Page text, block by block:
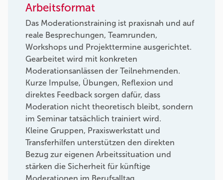
Arbeitsformat
Das Moderationstraining ist praxisnah und auf
reale Besprechungen, Teamrunden,
Workshops und Projekttermine ausgerichtet.
Gearbeitet wird mit konkreten
Moderationsanlässen der Teilnehmenden.
Kurze Impulse, Übungen, Reflexion und
direktes Feedback sorgen dafür, dass
Moderation nicht theoretisch bleibt, sondern
im Seminar tatsächlich trainiert wird.
Kleine Gruppen, Praxiswerkstatt und
Transferhilfen unterstützen den direkten
Bezug zur eigenen Arbeitssituation und
stärken die Sicherheit für künftige